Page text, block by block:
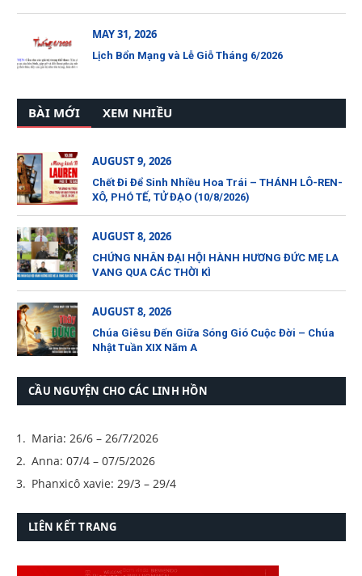
MAY 31, 2026
Lịch Bổn Mạng và Lễ Giỗ Tháng 6/2026
BÀI MỚI XEM NHIỀU
AUGUST 9, 2026
Chết Đi Để Sinh Nhiều Hoa Trái – THÁNH LÔ-REN-
XÔ, PHÓ TẾ, TỬ ĐẠO (10/8/2026)
AUGUST 8, 2026
CHỨNG NHÂN ĐẠI HỘI HÀNH HƯƠNG ĐỨC MẸ LA
VANG QUA CÁC THỜI KÌ
AUGUST 8, 2026
Chúa Giêsu Đến Giữa Sóng Gió Cuộc Đời – Chúa
Nhật Tuần XIX Năm A
CẦU NGUYỆN CHO CÁC LINH HỒN
Maria: 26/6 – 26/7/2026
Anna: 07/4 – 07/5/2026
Phanxicô xavie: 29/3 – 29/4
LIÊN KẾT TRANG